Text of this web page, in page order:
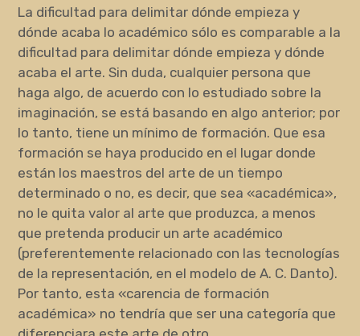
La dificultad para delimitar dónde empieza y
dónde acaba lo académico sólo es comparable a la
dificultad para delimitar dónde empieza y dónde
acaba el arte. Sin duda, cualquier persona que
haga algo, de acuerdo con lo estudiado sobre la
imaginación, se está basando en algo anterior; por
lo tanto, tiene un mínimo de formación. Que esa
formación se haya producido en el lugar donde
están los maestros del arte de un tiempo
determinado o no, es decir, que sea «académica»,
no le quita valor al arte que produzca, a menos
que pretenda producir un arte académico
(preferentemente relacionado con las tecnologías
de la representación, en el modelo de A. C. Danto).
Por tanto, esta «carencia de formación
académica» no tendría que ser una categoría que